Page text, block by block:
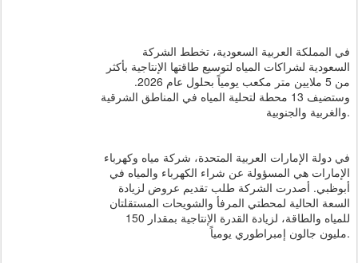
في المملكة العربية السعودية، تخطط الشركة
السعودية لشراكات المياه لتوسيع طاقتها الإنتاجية بأكثر
من 5 ملايين متر مكعب يومياً بحلول عام 2026.
وستضيف 13 محطة لتحلية المياه في المناطق الشرقية
والغربية والجنوبية.
في دولة الإمارات العربية المتحدة، شركة مياه وكهرباء
الإمارات هي المسؤولة عن شراء الكهرباء والمياه في
أبوظبي. أصدرت الشركة طلب تقديم عروض لزيادة
السعة الحالية لمحطتي المرفأ والشويحات المستقلتان
للمياه والطاقة، لزيادة القدرة الإنتاجية بمقدار 150
مليون جالون إمبراطوري يومياً.